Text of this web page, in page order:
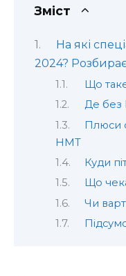
Зміст
На які
2024?
Що
Де без
Плюси
НМТ
Куди
Що
Чи